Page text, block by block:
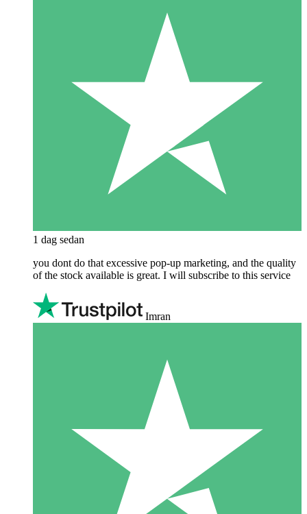
1 dag sedan
you dont do that excessive pop-up marketing, and the quality
of the stock available is great. I will subscribe to this service
Imran